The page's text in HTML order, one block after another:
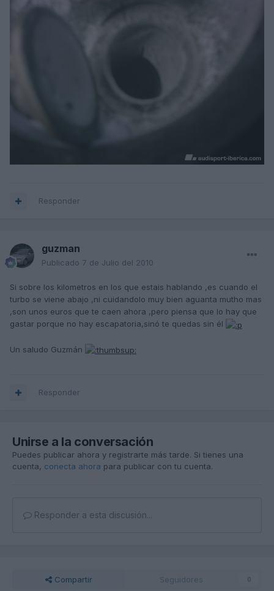
Responder
guzman
Publicado 7 de Julio del 2010
Si sobre los kilometros en los que estais hablando ,es cuando el
turbo se viene abajo ,ni cuidandolo muy bien aguanta mutho mas
,son unos euros que te caen ahora ,pero piensa que lo hay que
gastar porque no hay escapatoria,sinó te quedas sin él
Un saludo Guzmán
Responder
Unirse a la conversación
Puedes publicar ahora y registrarte más tarde. Si tienes una
cuenta, conecta ahora para publicar con tu cuenta.
Responder a esta discusión...
Compartir Seguidores 0